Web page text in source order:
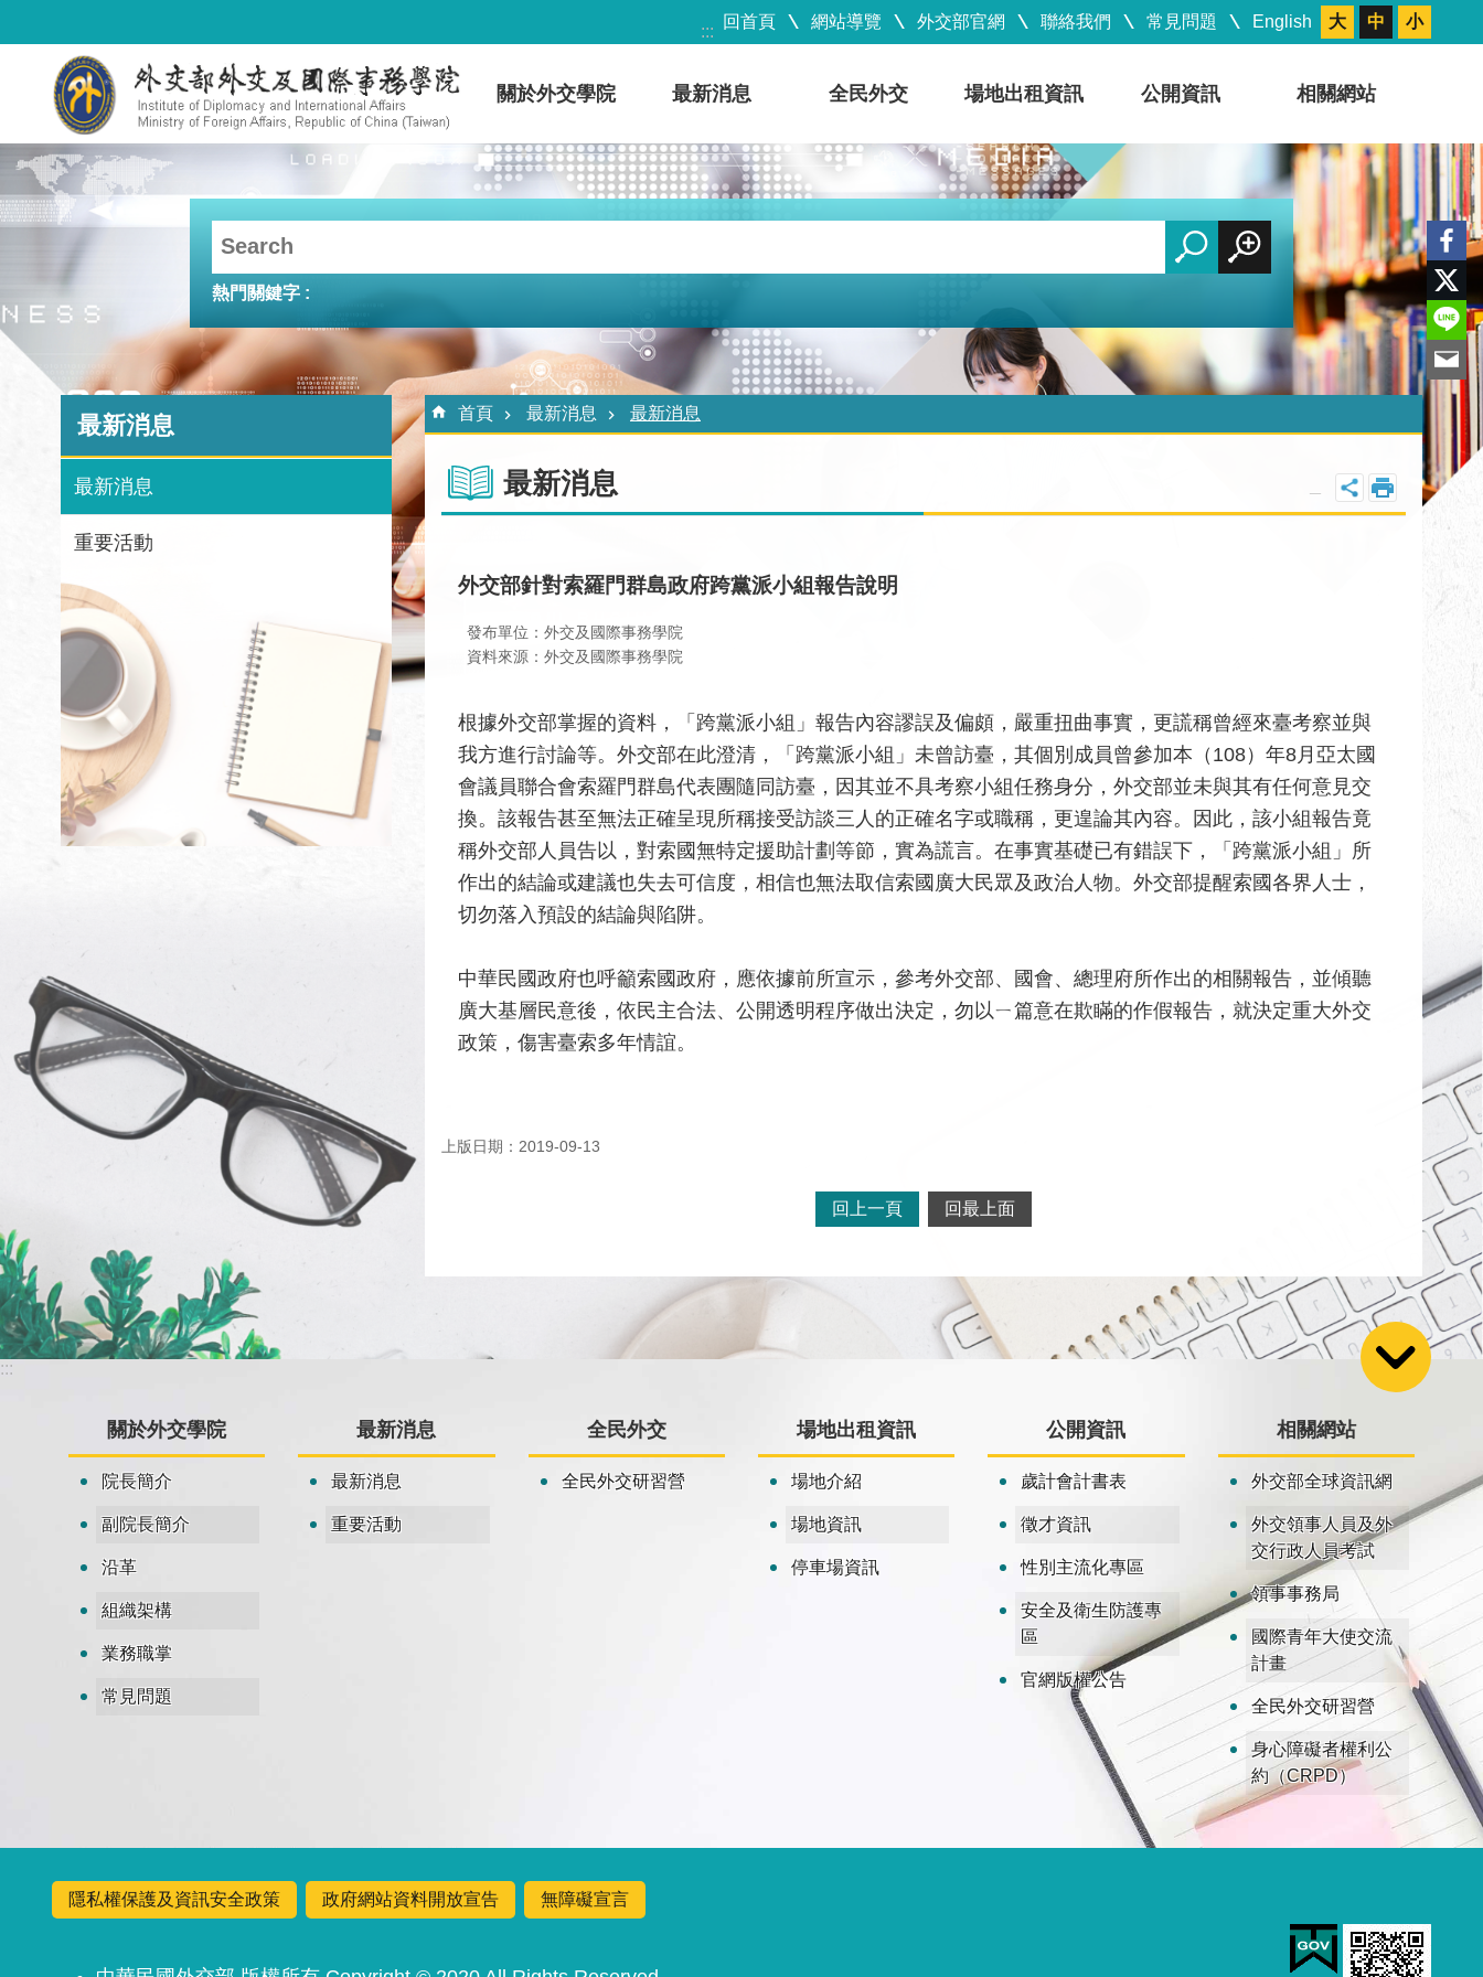
:::
回首頁 網站導覽 外交部官網 聯絡我們 常見問題 English 大 中 小
關於外交學院 最新消息 全民外交 場地出租資訊 公開資訊 相關網站
熱門關鍵字
最新消息
最新消息
重要活動
::: 首頁 最新消息 最新消息
最新消息
外交部針對索羅門群島政府跨黨派小組報告說明
發布單位：外交及國際事務學院
資料來源：外交及國際事務學院
根據外交部掌握的資料，「跨黨派小組」報告內容謬誤及偏頗，嚴重扭曲事實，更謊稱曾經來臺考察並與
我方進行討論等。外交部在此澄清，「跨黨派小組」未曾訪臺，其個別成員曾參加本（108）年8月亞太國
會議員聯合會索羅門群島代表團隨同訪臺，因其並不具考察小組任務身分，外交部並未與其有任何意見交
換。該報告甚至無法正確呈現所稱接受訪談三人的正確名字或職稱，更遑論其內容。因此，該小組報告竟
稱外交部人員告以，對索國無特定援助計劃等節，實為謊言。在事實基礎已有錯誤下，「跨黨派小組」所
作出的結論或建議也失去可信度，相信也無法取信索國廣大民眾及政治人物。外交部提醒索國各界人士，
切勿落入預設的結論與陷阱。
中華民國政府也呼籲索國政府，應依據前所宣示，參考外交部、國會、總理府所作出的相關報告，並傾聽
廣大基層民意後，依民主合法、公開透明程序做出決定，勿以ㄧ篇意在欺瞞的作假報告，就決定重大外交
政策，傷害臺索多年情誼。
上版日期：2019-09-13
回上一頁 回最上面
:::
關於外交學院
院長簡介
副院長簡介
沿革
組織架構
業務職掌
常見問題
最新消息
最新消息
重要活動
全民外交
全民外交研習營
場地出租資訊
場地介紹
場地資訊
停車場資訊
公開資訊
歲計會計書表
徵才資訊
性別主流化專區
安全及衛生防護專
區
官網版權公告
相關網站
外交部全球資訊網
外交領事人員及外
交行政人員考試
領事事務局
國際青年大使交流
計畫
全民外交研習營
身心障礙者權利公
約（CRPD）
隱私權保護及資訊安全政策 政府網站資料開放宣告 無障礙宣言